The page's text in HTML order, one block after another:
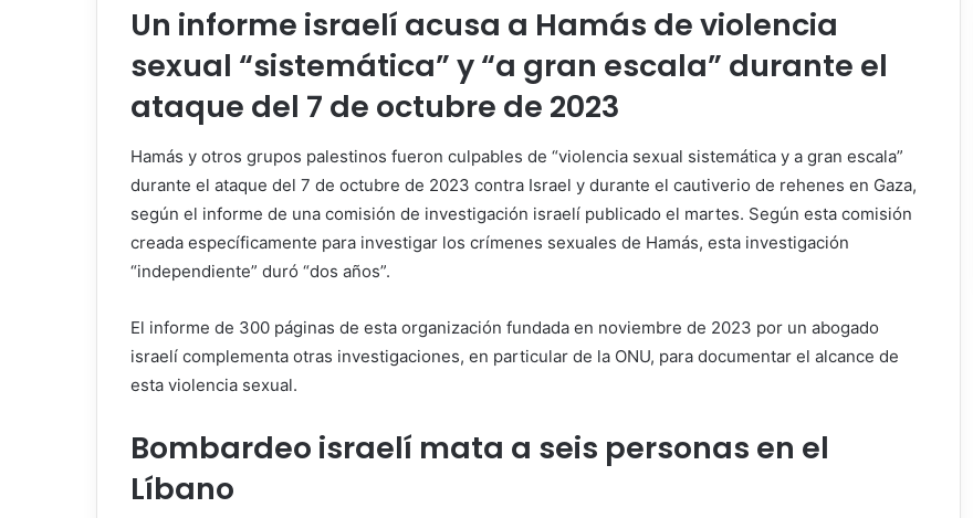
Un informe israelí acusa a Hamás de violencia
sexual “sistemática” y “a gran escala” durante el
ataque del 7 de octubre de 2023
Hamás y otros grupos palestinos fueron culpables de “violencia sexual sistemática y a gran escala”
durante el ataque del 7 de octubre de 2023 contra Israel y durante el cautiverio de rehenes en Gaza,
según el informe de una comisión de investigación israelí publicado el martes. Según esta comisión
creada específicamente para investigar los crímenes sexuales de Hamás, esta investigación
“independiente” duró “dos años”.
El informe de 300 páginas de esta organización fundada en noviembre de 2023 por un abogado
israelí complementa otras investigaciones, en particular de la ONU, para documentar el alcance de
esta violencia sexual.
Bombardeo israelí mata a seis personas en el
Líbano